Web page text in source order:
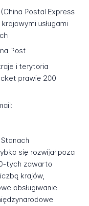
Postal Express
usługami
Post
i terytoria
prawie 200
się rozwijał poza
tych zawarto
krajów,
obsługiwanie